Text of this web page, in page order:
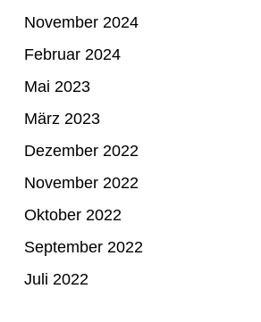
November 2024
Februar 2024
Mai 2023
März 2023
Dezember 2022
November 2022
Oktober 2022
September 2022
Juli 2022